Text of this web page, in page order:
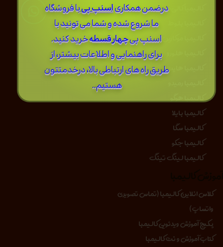
کالیمبا کالی‌مون
کالیمبا موکارین
کالیمبا هایت
کالیمبا هوگو
کالیمبا بایلا
کالیمبا سگا
کالیمبا جکو
کالیمبا لینگ تینگ
کلاس انلاین کالیمبا (تماس تصویری
واتساپ)
پکیج آموزش ویدئویی کالیمبا
کتاب آموزش و نت کالیمبا
درضمن ​همکاریاسنپ پیبا فروشگاه
ما شروع شده و شما می تونید با
اسنپ پیچهار قسطهخرید کنید.
برای راهنمایی و اطلاعات بیشتر، از
طریق راه های ارتباطی بالا، درخدمتتون
هستیم..